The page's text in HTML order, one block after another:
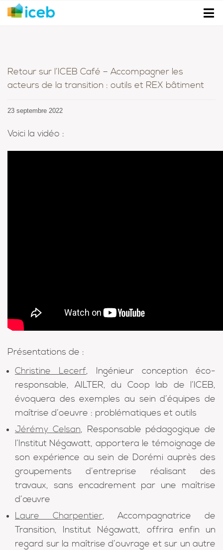
Retour sur l’ICEB Café – Accompagner les
acteurs de la transition : outils et REX bâtiment
23 septembre 2022
Voici la vidéo :
Présentations de :
Christine Lecerf, Ingénieur conception éco-
responsable, AILTER, du Coop lab de l’ICEB,
évoquera des exemples au sein d’équipes de
maîtrise d’oeuvre : problématiques et outils
Jérémy Celsan, Responsable pédagogique de
l’Institut Négawatt, apportera le témoignage de
son expérience au sein de Dorémi auprès des
groupements d’entreprise réalisant des
travaux, sans encadrement par une maîtrise
d’œuvre
Laure Charpentier, Accompagnatrice de
Transition, Institut Négawatt, offrira enfin un
regard sur la maîtrise d’ouvrage et sur un autre